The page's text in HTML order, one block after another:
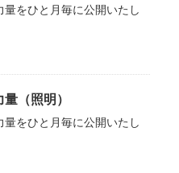
をひと月毎に公開いたし
（照明）
をひと月毎に公開いたし